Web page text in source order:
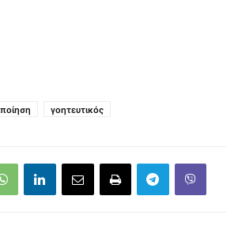
γοητευτικός